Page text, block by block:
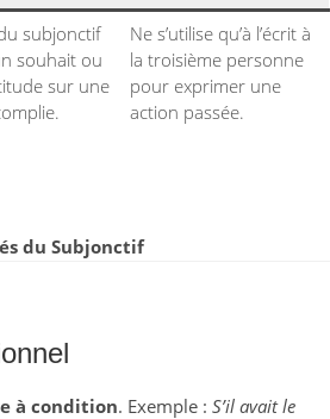
subjonctif
souhait ou
sur une
Ne s’utilise qu’à l’écrit à
la troisième personne
pour exprimer une
action passée.
du Subjonctif
à condition. Exemple : S’il avait le